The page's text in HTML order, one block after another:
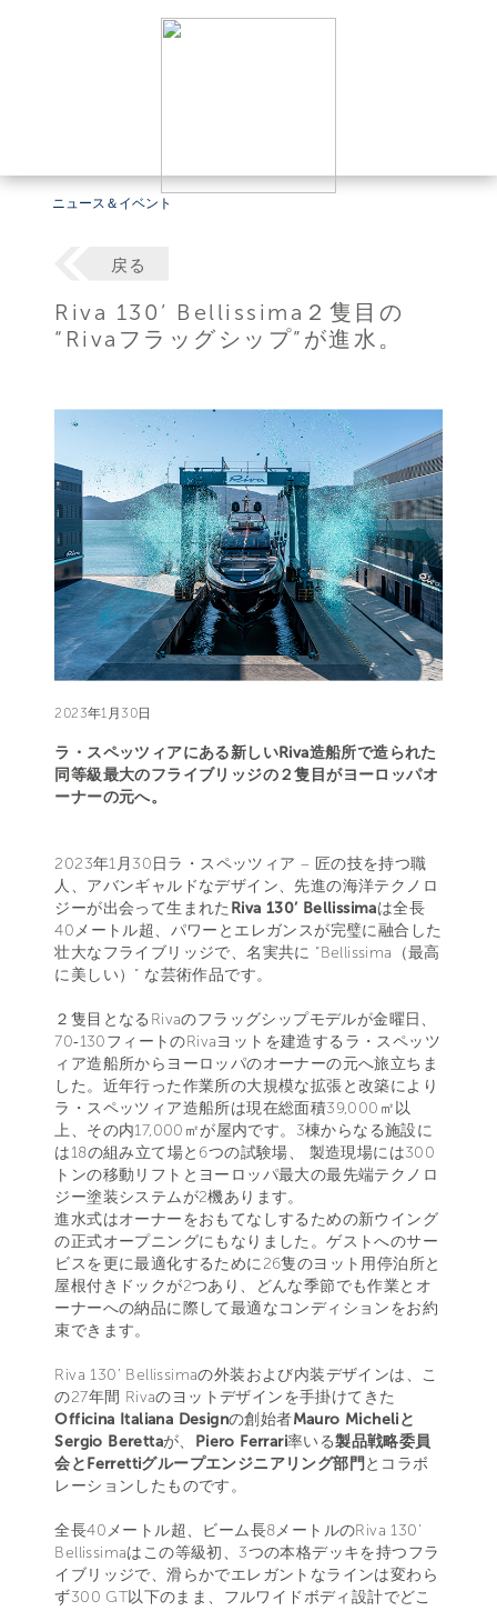
ニュース＆イベント
戻る
Riva 130’ Bellissima２隻目の
“Rivaフラッグシップ”が進水。
2023年1月30日
ラ・スペッツィアにある新しいRiva造船所で造られた
同等級最大のフライブリッジの２隻目がヨーロッパオ
ーナーの元へ。
2023年1月30日ラ・スペッツィア – 匠の技を持つ職
人、アバンギャルドなデザイン、先進の海洋テクノロ
ジーが出会って生まれた Riva 130’ Bellissimaは全長
40メートル超、パワーとエレガンスが完璧に融合した
壮大なフライブリッジで、名実共に “Bellissima（最高
に美しい）” な芸術作品です。
２隻目となるRivaのフラッグシップモデルが金曜日、
70‐130フィートのRivaヨットを建造するラ・スペッツ
ィア造船所からヨーロッパのオーナーの元へ旅立ちま
した。近年行った作業所の大規模な拡張と改築により
ラ・スペッツィア造船所は現在総面積39,000㎡以
上、その内17,000㎡が屋内です。3棟からなる施設に
は18の組み立て場と6つの試験場、 製造現場には300
トンの移動リフトとヨーロッパ最大の最先端テクノロ
ジー塗装システムが2機あります。
進水式はオーナーをおもてなしするための新ウイング
の正式オープニングにもなりました。ゲストへのサー
ビスを更に最適化するために26隻のヨット用停泊所と
屋根付きドックが2つあり、どんな季節でも作業とオ
ーナーへの納品に際して最適なコンディションをお約
束できます。
Riva 130’ Bellissimaの外装および内装デザインは、こ
の27年間 Rivaのヨットデザインを手掛けてきた
Officina Italiana Designの創始者Mauro Micheliと
Sergio Berettaが、 Piero Ferrari率いる製品戦略委員
会とFerrettiグループエンジニアリング部門 とコラボ
レーションしたものです。
全長40メートル超、ビーム長8メートルのRiva 130’
Bellissimaはこの等級初、3つの本格デッキを持つフラ
イブリッジで、滑らかでエレガントなラインは変わら
ず300 GT以下のまま、フルワイドボディ設計でどこ